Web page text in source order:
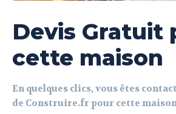
Devis Gratuit
cette maison
En quelques clics, vous êtes
de Construire.fr pour cette